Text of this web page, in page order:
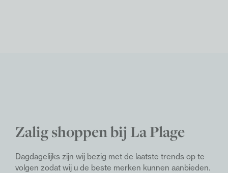
Zalig shoppen bij La Plage
Dagdagelijks zijn wij bezig met de laatste trends op te
volgen zodat wij u de beste merken kunnen aanbieden.